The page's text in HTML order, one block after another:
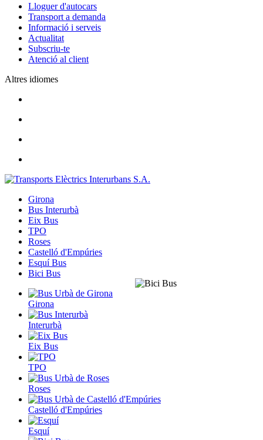
Lloguer d'autocars
Transport a demanda
Informació i serveis
Actualitat
Subscriu-te
Atenció al client
Altres idiomes
Girona
Bus Interurbà
Eix Bus
TPO
Roses
Castelló d'Empúries
Esquí Bus
Bici Bus
Girona
Interurbà
Eix Bus
TPO
Roses
Castelló d'Empúries
Esquí